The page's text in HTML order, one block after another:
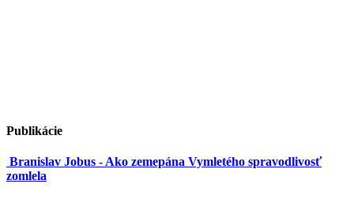
Publikácie
Branislav Jobus - Ako zemepána Vymletého spravodlivosť
zomlela